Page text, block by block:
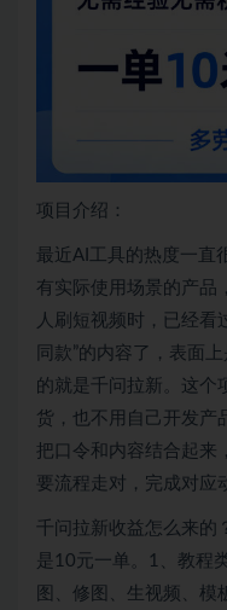
项目介绍：
最近AI工具的热度一直
有实际使用场景的产品
人刷短视频时，已经看
同款”的内容了，表面
的就是千问拉新。这个
货，也不用自己开发产
把口令和内容结合起来
要流程走对，完成对应
千问拉新收益怎么来的
是10元一单。1、教程
图、修图、生视频、模